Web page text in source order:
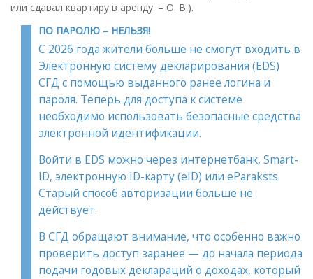
или сдавал квартиру в аренду. – О. В.).
ПО ПАРОЛЮ – НЕЛЬЗЯ!
С 2026 года жители больше не смогут входить в
Электронную систему декларирования (EDS)
СГД с помощью выданного ранее логина и
пароля. Теперь для доступа к системе
необходимо использовать безопасные средства
электронной идентификации.
Войти в EDS можно через интернетбанк, Smart-
ID, электронную ID-карту (eID) или eParaksts.
Старый способ авторизации больше не
действует.
В СГД обращают внимание, что особенно важно
проверить доступ заранее — до начала периода
подачи годовых деклараций о доходах, который